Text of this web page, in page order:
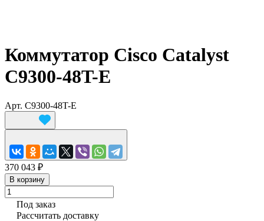
Коммутатор Cisco Catalyst
C9300-48T-E
Арт. C9300-48T-E
370 043 ₽
В корзину
Под заказ
Рассчитать доставку